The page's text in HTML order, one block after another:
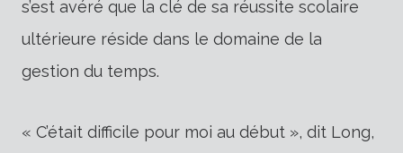
s’est avéré que la clé de sa réussite scolaire
ultérieure réside dans le domaine de la
gestion du temps.
« C’était difficile pour moi au début », dit Long,